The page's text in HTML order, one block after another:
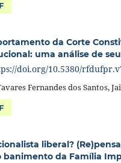
da Corte
uma análise de
doi.org/10.5380/
Fernandes dos Santos,
liberal?
banimento da Família